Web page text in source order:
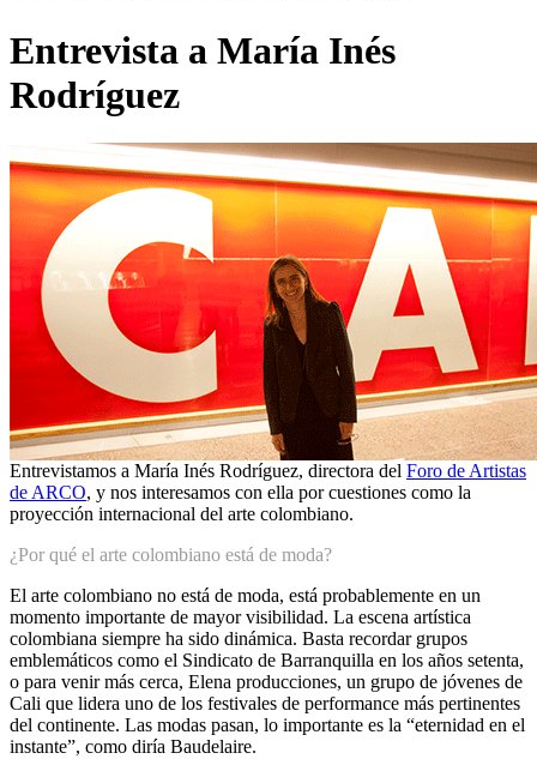
Entrevista a María Inés
Rodríguez
Entrevistamos a María Inés Rodríguez, directora del Foro de Artistas
de ARCO, y nos interesamos con ella por cuestiones como la
proyección internacional del arte colombiano.
¿Por qué el arte colombiano está de moda?
El arte colombiano no está de moda, está probablemente en un
momento importante de mayor visibilidad. La escena artística
colombiana siempre ha sido dinámica. Basta recordar grupos
emblemáticos como el Sindicato de Barranquilla en los años setenta,
o para venir más cerca, Elena producciones, un grupo de jóvenes de
Cali que lidera uno de los festivales de performance más pertinentes
del continente. Las modas pasan, lo importante es la “eternidad en el
instante”, como diría Baudelaire.